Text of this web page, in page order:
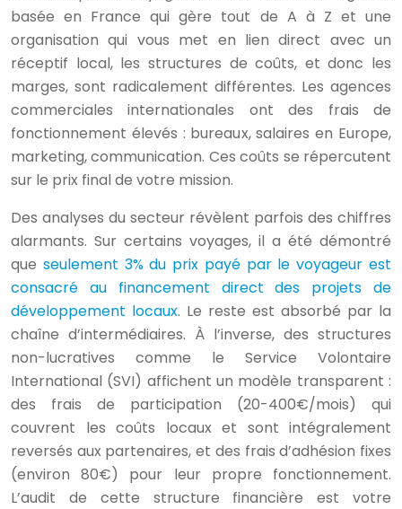
basée en France qui gère tout de A à Z et une
organisation qui vous met en lien direct avec un
réceptif local, les structures de coûts, et donc les
marges, sont radicalement différentes. Les agences
commerciales internationales ont des frais de
fonctionnement élevés : bureaux, salaires en Europe,
marketing, communication. Ces coûts se répercutent
sur le prix final de votre mission.
Des analyses du secteur révèlent parfois des chiffres
alarmants. Sur certains voyages, il a été démontré
que seulement 3% du prix payé par le voyageur est
consacré au financement direct des projets de
développement locaux. Le reste est absorbé par la
chaîne d’intermédiaires. À l’inverse, des structures
non-lucratives comme le Service Volontaire
International (SVI) affichent un modèle transparent :
des frais de participation (20-400€/mois) qui
couvrent les coûts locaux et sont intégralement
reversés aux partenaires, et des frais d’adhésion fixes
(environ 80€) pour leur propre fonctionnement.
L’audit de cette structure financière est votre